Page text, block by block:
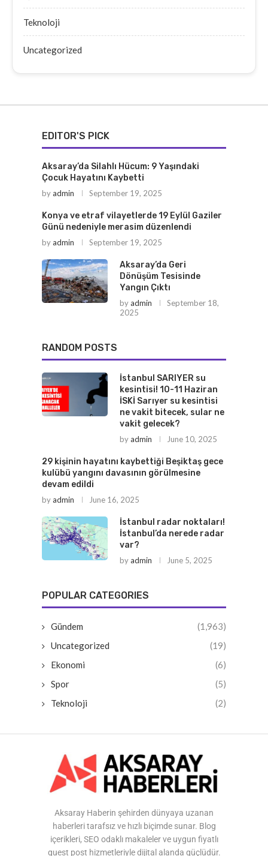
Teknoloji
Uncategorized
EDITOR'S PICK
Aksaray’da Silahlı Hücum: 9 Yaşındaki
Çocuk Hayatını Kaybetti
byadmin September 19, 2025
Konya ve etraf vilayetlerde 19 Eylül Gaziler
Günü nedeniyle merasim düzenlendi
byadmin September 19, 2025
Aksaray’da Geri
Dönüşüm Tesisinde
Yangın Çıktı
byadmin
September 18,
2025
RANDOM POSTS
İstanbul SARIYER su
kesintisi! 10-11 Haziran
İSKİ Sarıyer su kesintisi
ne vakit bitecek, sular ne
vakit gelecek?
byadmin June 10, 2025
29 kişinin hayatını kaybettiği Beşiktaş gece
kulübü yangını davasının görülmesine
devam edildi
byadmin June 16, 2025
İstanbul radar noktaları!
İstanbul’da nerede radar
var?
byadmin June 5, 2025
POPULAR CATEGORIES
Gündem
(1,963)
Uncategorized
(19)
Ekonomi
(6)
Spor
(5)
Teknoloji
(2)
Aksaray Haberin şehirden dünyaya uzanan
haberleri tarafsız ve hızlı biçimde sunar. Blog
içerikleri, SEO odaklı makaleler ve uygun fiyatlı
guest post hizmetleriyle dijital alanda güçlüdür.